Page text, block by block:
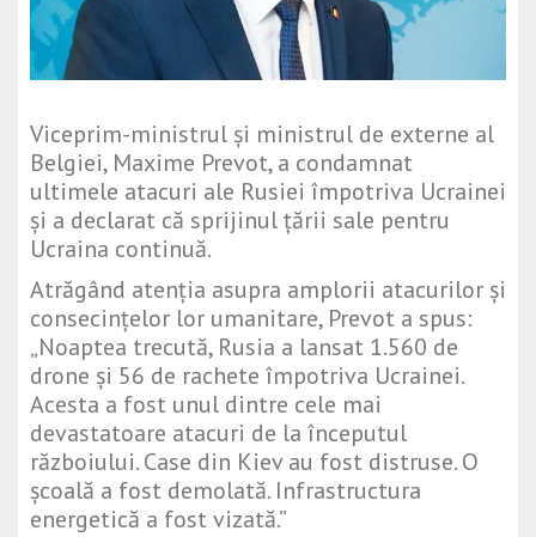
Viceprim-ministrul și ministrul de externe al
Belgiei, Maxime Prevot, a condamnat
ultimele atacuri ale Rusiei împotriva Ucrainei
și a declarat că sprijinul țării sale pentru
Ucraina continuă.
Atrăgând atenția asupra amplorii atacurilor și
consecințelor lor umanitare, Prevot a spus:
„Noaptea trecută, Rusia a lansat 1.560 de
drone și 56 de rachete împotriva Ucrainei.
Acesta a fost unul dintre cele mai
devastatoare atacuri de la începutul
războiului. Case din Kiev au fost distruse. O
școală a fost demolată. Infrastructura
energetică a fost vizată.”